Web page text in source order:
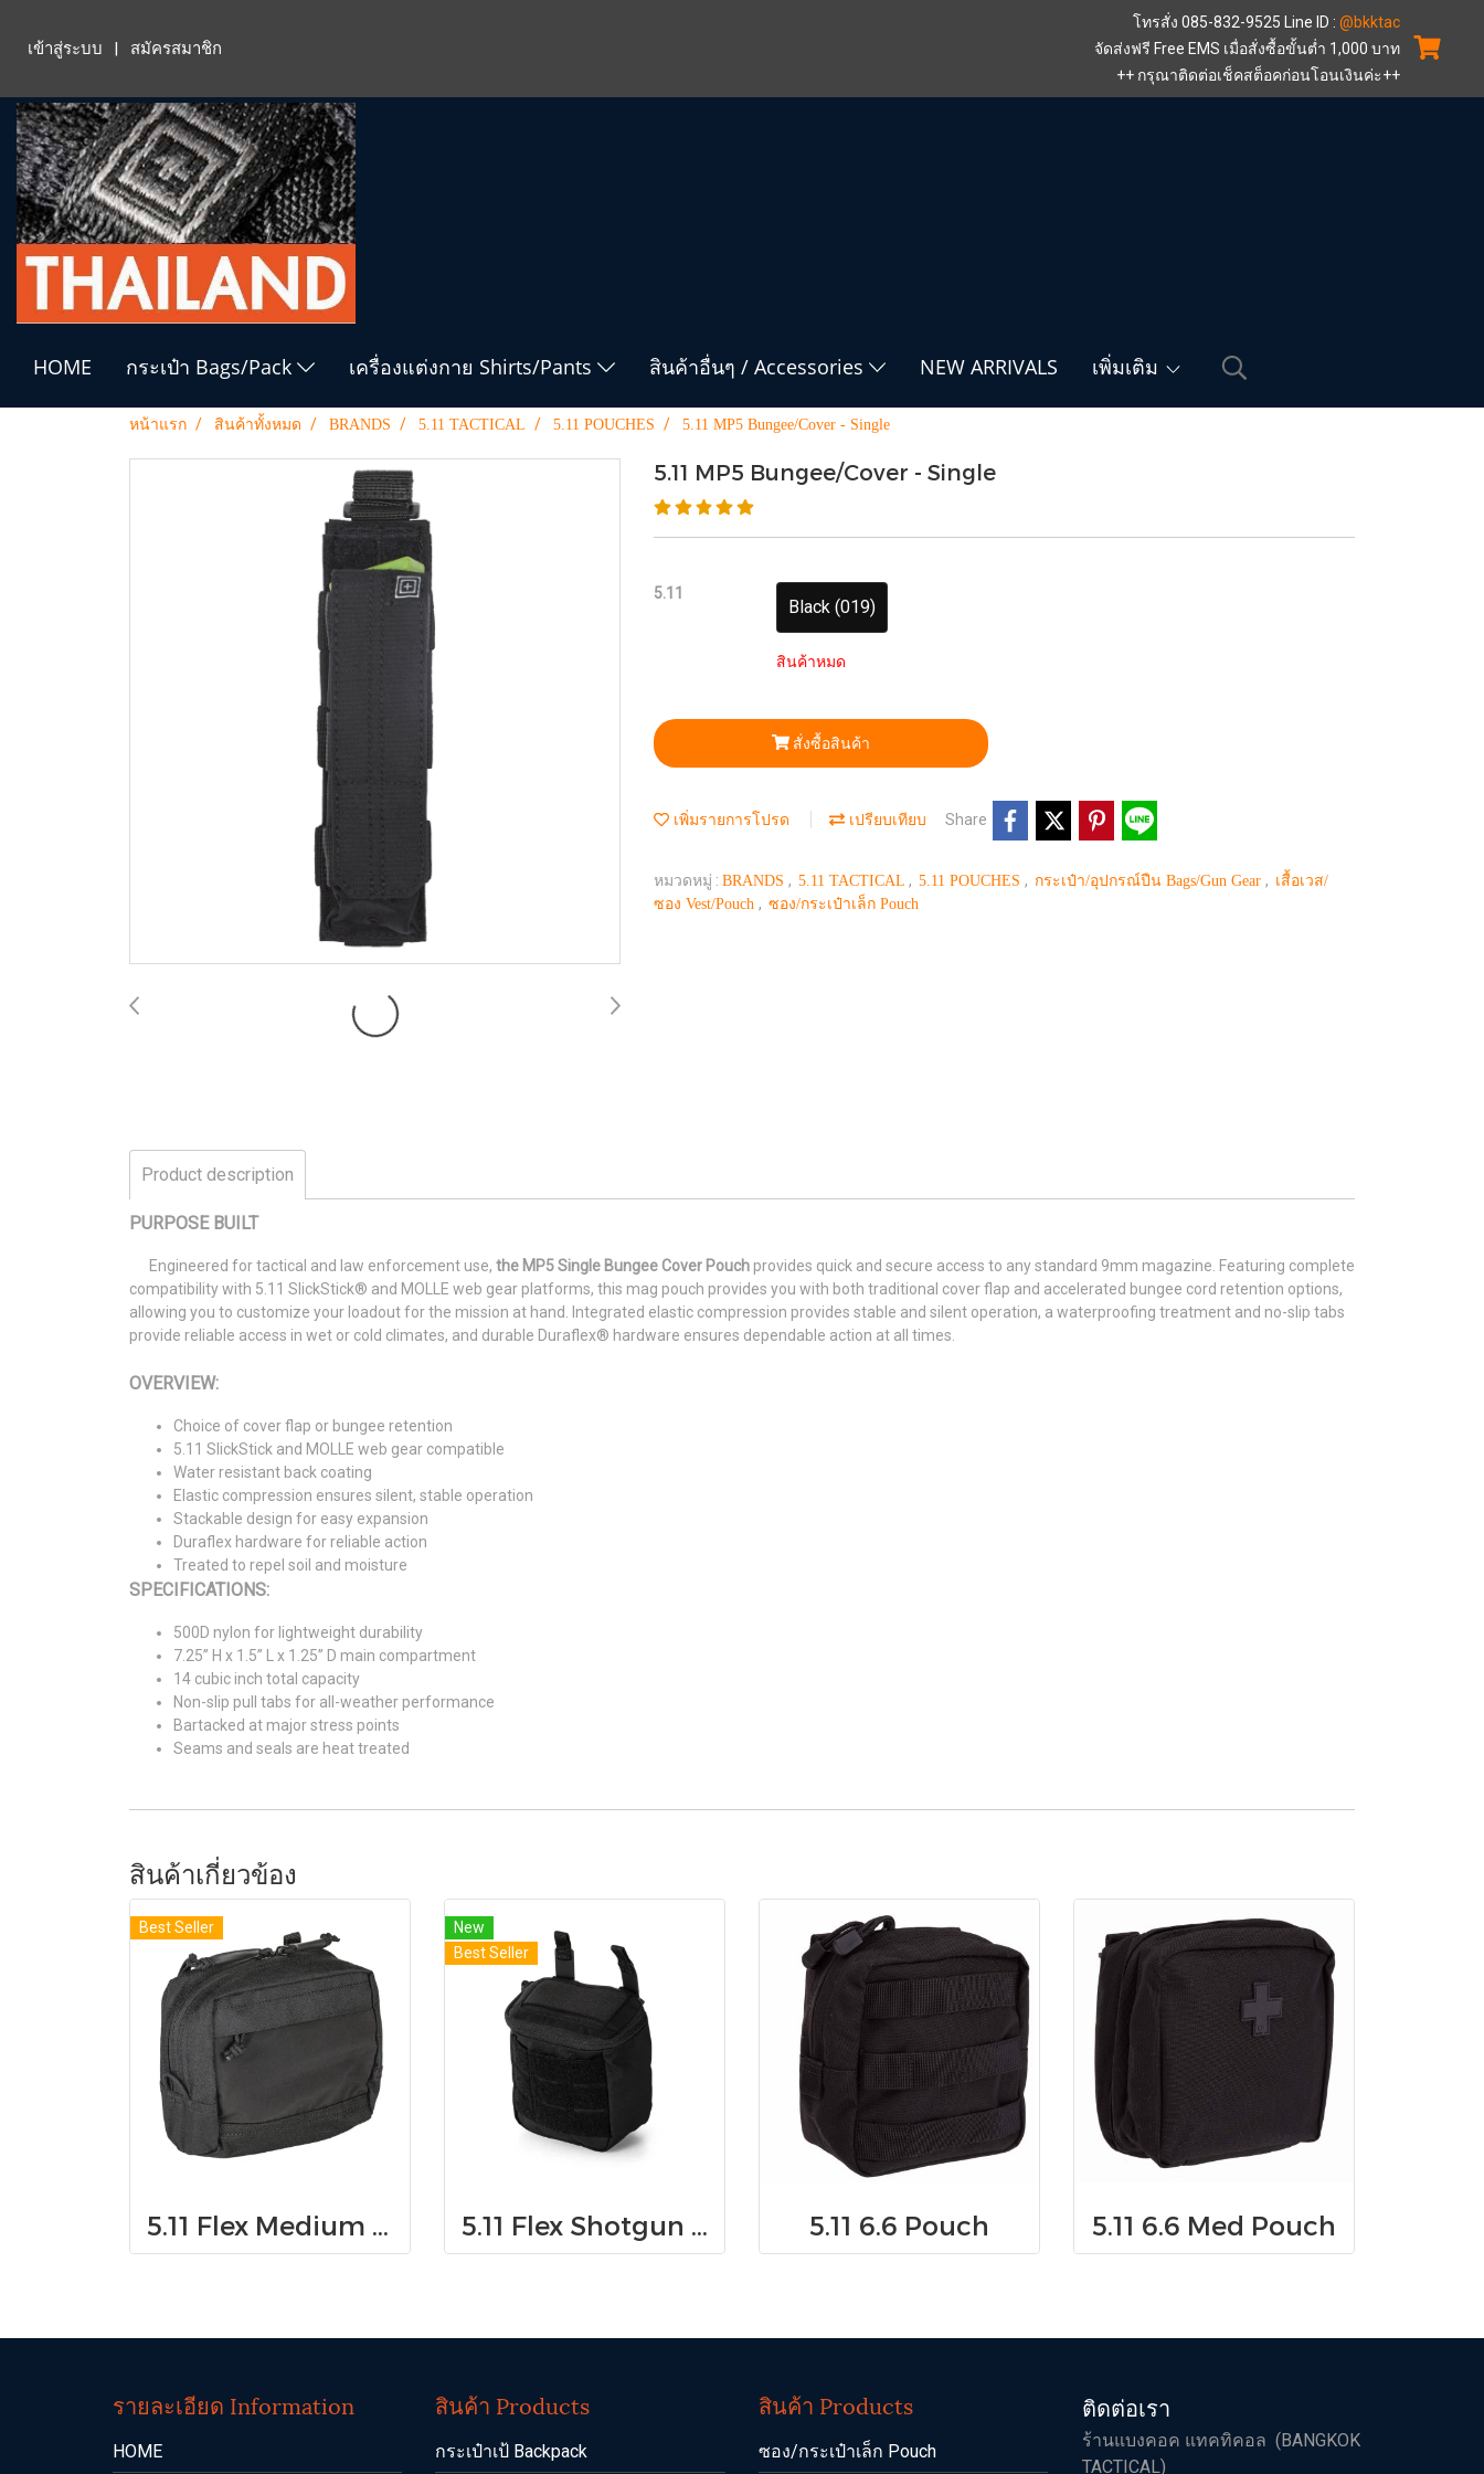
เข้าสู่ระบบ สมัครสมาชิก
โทรสั่ง 085-832-9525 Line ID : @bkktac
จัดส่งฟรี Free EMS เมื่อสั่งซื้อขั้นต่ำ 1,000 บาท
++ กรุณาติดต่อเช็คสต็อคก่อนโอนเงินค่ะ++
HOME กระเป๋า Bags/Pack เครื่องแต่งกาย Shirts/Pants สินค้าอื่นๆ / Accessories NEW ARRIVALS เพิ่มเติม
หน้าแรก สินค้าทั้งหมด BRANDS 5.11 TACTICAL 5.11 POUCHES 5.11 MP5 Bungee/Cover - Single
5.11 MP5 Bungee/Cover - Single
5.11
Black (019)
สินค้าหมด
สั่งซื้อสินค้า
เพิ่มรายการโปรด เปรียบเทียบ Share
หมวดหมู่ : BRANDS , 5.11 TACTICAL , 5.11 POUCHES , กระเป๋า/อุปกรณ์ปืน Bags/Gun Gear , เสื้อเวส/
ซอง Vest/Pouch , ซอง/กระเป๋าเล็ก Pouch
Product description
PURPOSE BUILT
Engineered for tactical and law enforcement use, the MP5 Single Bungee Cover Pouch provides quick and secure access to any standard 9mm magazine. Featuring complete
compatibility with 5.11 SlickStick® and MOLLE web gear platforms, this mag pouch provides you with both traditional cover flap and accelerated bungee cord retention options,
allowing you to customize your loadout for the mission at hand. Integrated elastic compression provides stable and silent operation, a waterproofing treatment and no-slip tabs
provide reliable access in wet or cold climates, and durable Duraflex® hardware ensures dependable action at all times.
OVERVIEW:
Choice of cover flap or bungee retention
5.11 SlickStick and MOLLE web gear compatible
Water resistant back coating
Elastic compression ensures silent, stable operation
Stackable design for easy expansion
Duraflex hardware for reliable action
Treated to repel soil and moisture
SPECIFICATIONS:
500D nylon for lightweight durability
7.25” H x 1.5” L x 1.25” D main compartment
14 cubic inch total capacity
Non-slip pull tabs for all-weather performance
Bartacked at major stress points
Seams and seals are heat treated
สินค้าเกี่ยวข้อง
Best Seller
5.11 Flex Medium GP Pouch
New
Best Seller
5.11 Flex Shotgun Ammo Pouch 5.11 6.6 Pouch 5.11 6.6 Med Pouch
รายละเอียด Information
HOME
สินค้า Products
กระเป๋าเป้ Backpack
สินค้า Products
ซอง/กระเป๋าเล็ก Pouch
ติดต่อเรา
ร้านแบงคอค แทคทิคอล (BANGKOK
TACTICAL)